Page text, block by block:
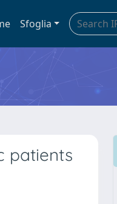
Sfoglia
patients